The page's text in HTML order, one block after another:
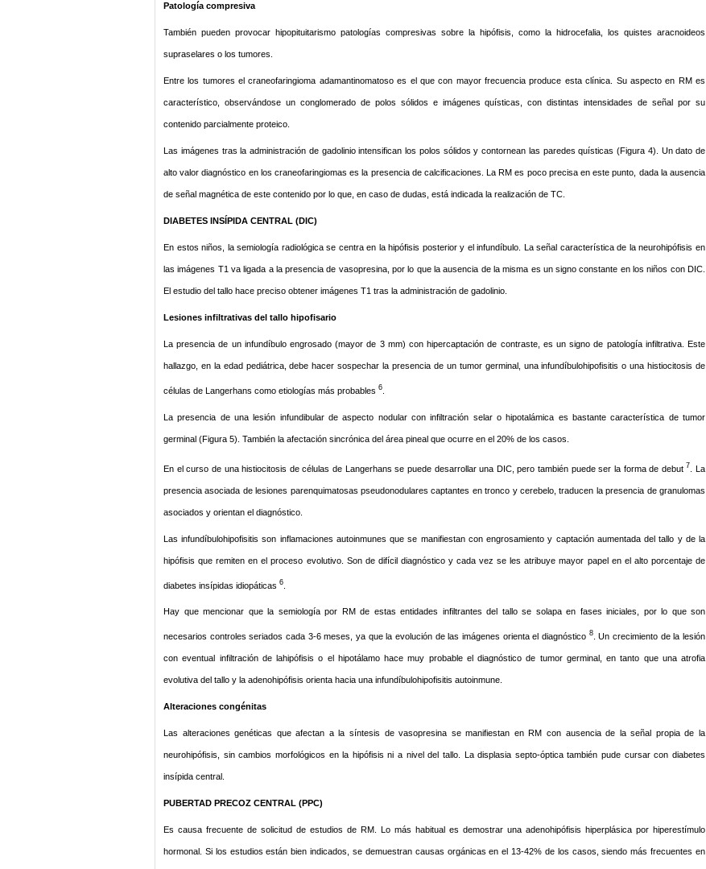
Patología compresiva
También pueden provocar hipopituitarismo patologías compresivas sobre la hipófisis, como la hidrocefalia, los quistes aracnoideos
supraselares o los tumores.
Entre los tumores el craneofaringioma adamantinomatoso es el que con mayor frecuencia produce esta clínica. Su aspecto en RM es
característico, observándose un conglomerado de polos sólidos e imágenes quísticas, con distintas intensidades de señal por su
contenido parcialmente proteico.
Las imágenes tras la administración de gadolinio intensifican los polos sólidos y contornean las paredes quísticas (Figura 4). Un dato de
alto valor diagnóstico en los craneofaringiomas es la presencia de calcificaciones. La RM es poco precisa en este punto, dada la ausencia
de señal magnética de este contenido por lo que, en caso de dudas, está indicada la realización de TC.
DIABETES INSÍPIDA CENTRAL (DIC)
En estos niños, la semiología radiológica se centra en la hipófisis posterior y el infundíbulo. La señal característica de la neurohipófisis en
las imágenes T1 va ligada a la presencia de vasopresina, por lo que la ausencia de la misma es un signo constante en los niños con DIC.
El estudio del tallo hace preciso obtener imágenes T1 tras la administración de gadolinio.
Lesiones infiltrativas del tallo hipofisario
La presencia de un infundíbulo engrosado (mayor de 3 mm) con hipercaptación de contraste, es un signo de patología infiltrativa. Este
hallazgo, en la edad pediátrica, debe hacer sospechar la presencia de un tumor germinal, una infundíbulohipofisitis o una histiocitosis de
células de Langerhans como etiologías más probables 6
La presencia de una lesión infundibular de aspecto nodular con infiltración selar o hipotalámica es bastante característica de tumor
germinal (Figura 5). También la afectación sincrónica del área pineal que ocurre en el 20% de los casos.
En el curso de una histiocitosis de células de Langerhans se puede desarrollar una DIC, pero también puede ser la forma de debut 7 . La
presencia asociada de lesiones parenquimatosas pseudonodulares captantes en tronco y cerebelo, traducen la presencia de granulomas
asociados y orientan el diagnóstico.
Las infundíbulohipofisitis son inflamaciones autoinmunes que se manifiestan con engrosamiento y captación aumentada del tallo y de la
hipófisis que remiten en el proceso evolutivo. Son de difícil diagnóstico y cada vez se les atribuye mayor papel en el alto porcentaje de
diabetes insípidas idiopáticas 6
Hay que mencionar que la semiología por RM de estas entidades infiltrantes del tallo se solapa en fases iniciales, por lo que son
necesarios controles seriados cada 3-6 meses, ya que la evolución de las imágenes orienta el diagnóstico 8. Un crecimiento de la lesión
con eventual infiltración de lahipófisis o el hipotálamo hace muy probable el diagnóstico de tumor germinal, en tanto que una atrofia
evolutiva del tallo y la adenohipófisis orienta hacia una infundíbulohipofisitis autoinmune.
Alteraciones congénitas
Las alteraciones genéticas que afectan a la síntesis de vasopresina se manifiestan en RM con ausencia de la señal propia de la
neurohipófisis, sin cambios morfológicos en la hipófisis ni a nivel del tallo. La displasia septo-óptica también pude cursar con diabetes
insípida central.
PUBERTAD PRECOZ CENTRAL (PPC)
Es causa frecuente de solicitud de estudios de RM. Lo más habitual es demostrar una adenohipófisis hiperplásica por hiperestímulo
hormonal. Si los estudios están bien indicados, se demuestran causas orgánicas en el 13-42% de los casos, siendo más frecuentes en